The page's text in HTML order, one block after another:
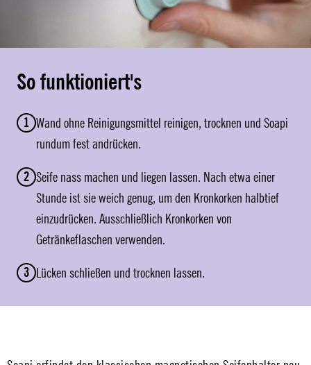
So funktioniert's
1 Wand ohne Reinigungsmittel reinigen, trocknen und Soapi
rundum fest andrücken.
2 Seife nass machen und liegen lassen. Nach etwa einer
Stunde ist sie weich genug, um den Kronkorken halbtief
einzudrücken. Ausschließlich Kronkorken von
Getränkeflaschen verwenden.
3 Lücken schließen und trocknen lassen.